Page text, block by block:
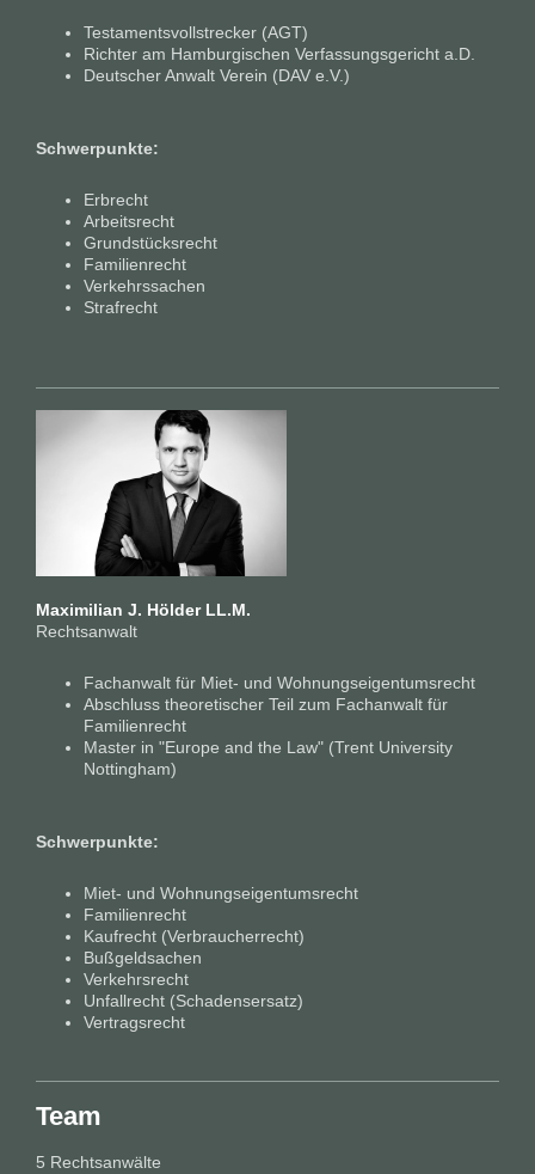
Testamentsvollstrecker (AGT)
Richter am Hamburgischen Verfassungsgericht a.D.
Deutscher Anwalt Verein (DAV e.V.)
Schwerpunkte:
Erbrecht
Arbeitsrecht
Grundstücksrecht
Familienrecht
Verkehrssachen
Strafrecht
Maximilian J. Hölder LL.M.
Rechtsanwalt
Fachanwalt für Miet- und Wohnungseigentumsrecht
Abschluss theoretischer Teil zum Fachanwalt für
Familienrecht
Master in "Europe and the Law" (Trent University
Nottingham)
Schwerpunkte:
Miet- und Wohnungseigentumsrecht
Familienrecht
Kaufrecht (Verbraucherrecht)
Bußgeldsachen
Verkehrsrecht
Unfallrecht (Schadensersatz)
Vertragsrecht
Team
5 Rechtsanwälte